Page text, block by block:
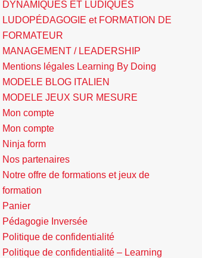
DYNAMIQUES ET LUDIQUES
LUDOPÉDAGOGIE et FORMATION DE
FORMATEUR
MANAGEMENT / LEADERSHIP
Mentions légales Learning By Doing
MODELE BLOG ITALIEN
MODELE JEUX SUR MESURE
Mon compte
Mon compte
Ninja form
Nos partenaires
Notre offre de formations et jeux de
formation
Panier
Pédagogie Inversée
Politique de confidentialité
Politique de confidentialité – Learning